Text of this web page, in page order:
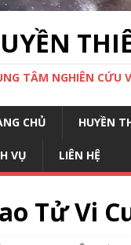
TÂM NGHIÊN CỨU
CHỦ HUYỀN
VỤ LIÊN HỆ
Tử Vi